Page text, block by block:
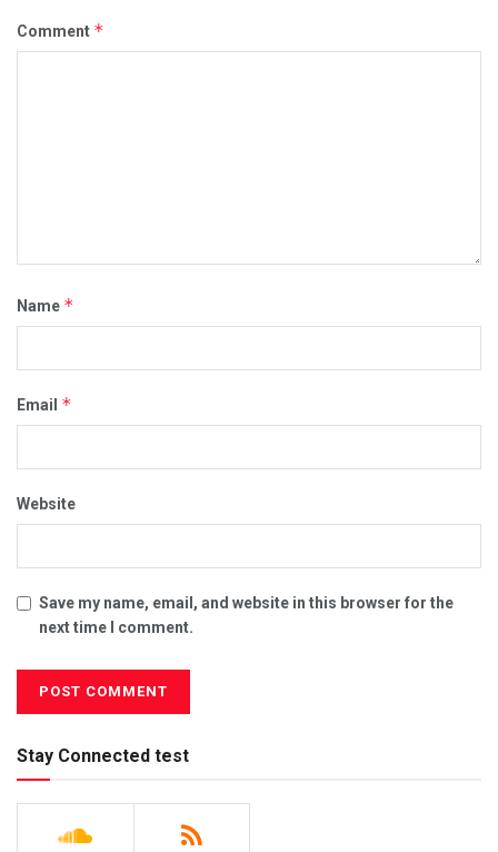
Comment *
Name *
Email *
Website
Save my name, email, and website in this browser for the
next time I comment.
Stay Connected test